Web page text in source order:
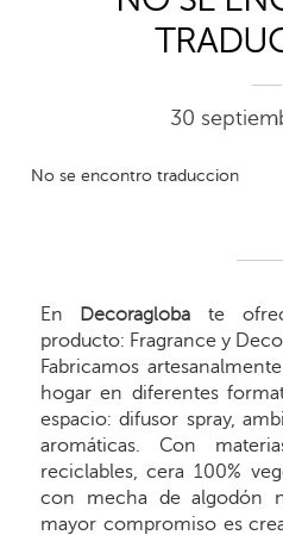
30
No se encontro traduccion
En Decoragloba te
producto: Fragrance y
Fabricamos
hogar en diferentes
espacio: difusor spray,
aromáticas. Con
reciclables, cera 100%
con mecha de algodón
mayor compromiso es